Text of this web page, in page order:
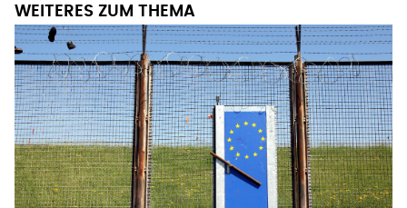
WEITERES ZUM THEMA